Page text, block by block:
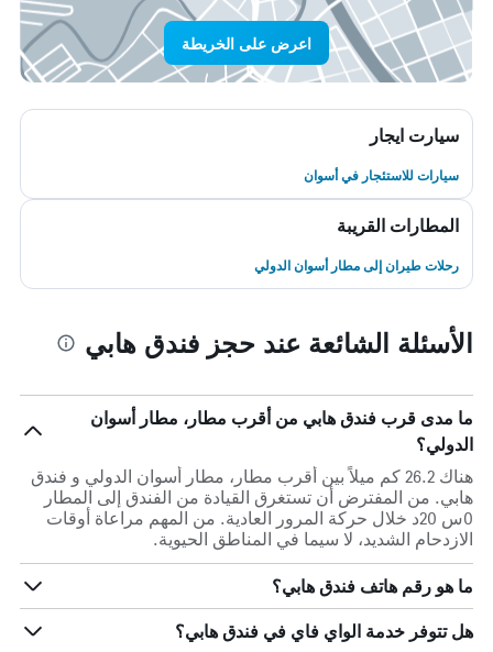
اعرض على الخريطة
سيارت ايجار
سيارات للاستئجار في أسوان
المطارات القريبة
رحلات طيران إلى مطار أسوان الدولي
الأسئلة الشائعة عند حجز فندق هابي
ما مدى قرب فندق هابي من أقرب مطار، مطار أسوان
الدولي؟
هناك 26.2 كم ميلاً بين أقرب مطار، مطار أسوان الدولي و فندق
هابي. من المفترض أن تستغرق القيادة من الفندق إلى المطار
0س 20د خلال حركة المرور العادية. من المهم مراعاة أوقات
الازدحام الشديد، لا سيما في المناطق الحيوية.
ما هو رقم هاتف فندق هابي؟
هل تتوفر خدمة الواي فاي في فندق هابي؟